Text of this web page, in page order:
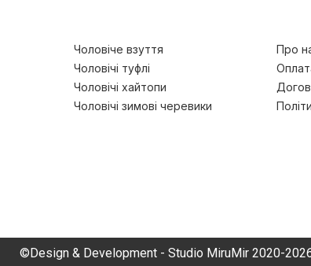
Чоловіче взуття
Чоловічі туфлі
Чоловічі хайтопи
Чоловічі зимові черевики
Про
©Design & Development - Studio MiruMir 2020-